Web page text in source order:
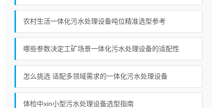
农村生活一体化污水处理设备吨位精准选型参考
哪些参数决定工矿场景一体化污水处理设备的适配性
怎么挑选 适配多领域需求的一体化污水处理设备
体检中xin小型污水处理设备选型指南